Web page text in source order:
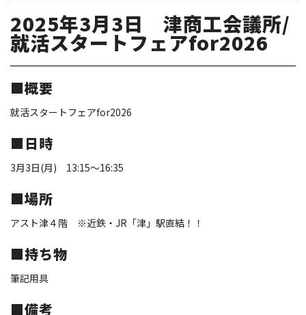
2025年3月3日 津商工会議所/
就活スタートフェアfor2026
■概要
就活スタートフェアfor2026
■日時
3月3日(月) 13:15～16:35
■場所
アスト津４階 ※近鉄・JR「津」駅直結！！
■持ち物
筆記用具
■備考